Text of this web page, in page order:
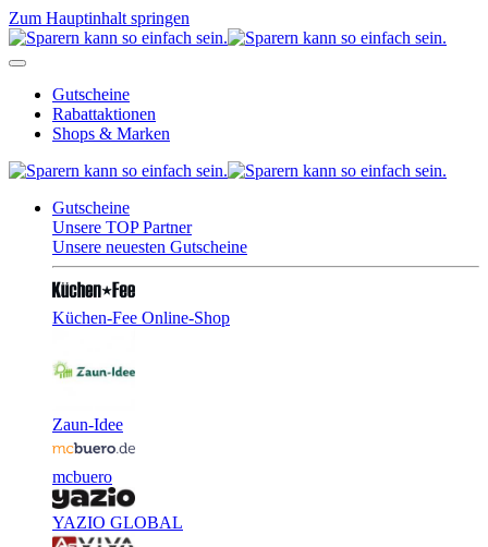
Zum Hauptinhalt springen
Gutscheine
Rabattaktionen
Shops & Marken
Gutscheine
Unsere TOP Partner
Unsere neuesten Gutscheine
Küchen-Fee Online-Shop
Zaun-Idee
mcbuero
YAZIO GLOBAL